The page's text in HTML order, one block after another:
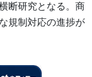
断研究となる。商
規制対応の進捗が